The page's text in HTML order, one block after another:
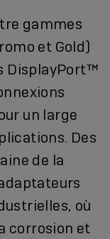
gammes
et Gold)
DisplayPort™
un large
Des
de la
où
corrosion et